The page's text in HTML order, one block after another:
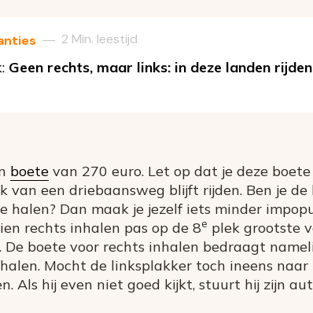
— 2 Min. leestijd
Geen rechts, maar links: in deze landen
boete van 270 euro. Let op dat je deze
van een driebaansweg blijft rijden. Ben je
halen? Dan maak je jezelf iets minder
rechts inhalen pas op de 8e plek grootste
boete voor rechts inhalen bedraagt
Mocht de linksplakker toch ineens
Als hij even niet goed kijkt, stuurt hij zijn